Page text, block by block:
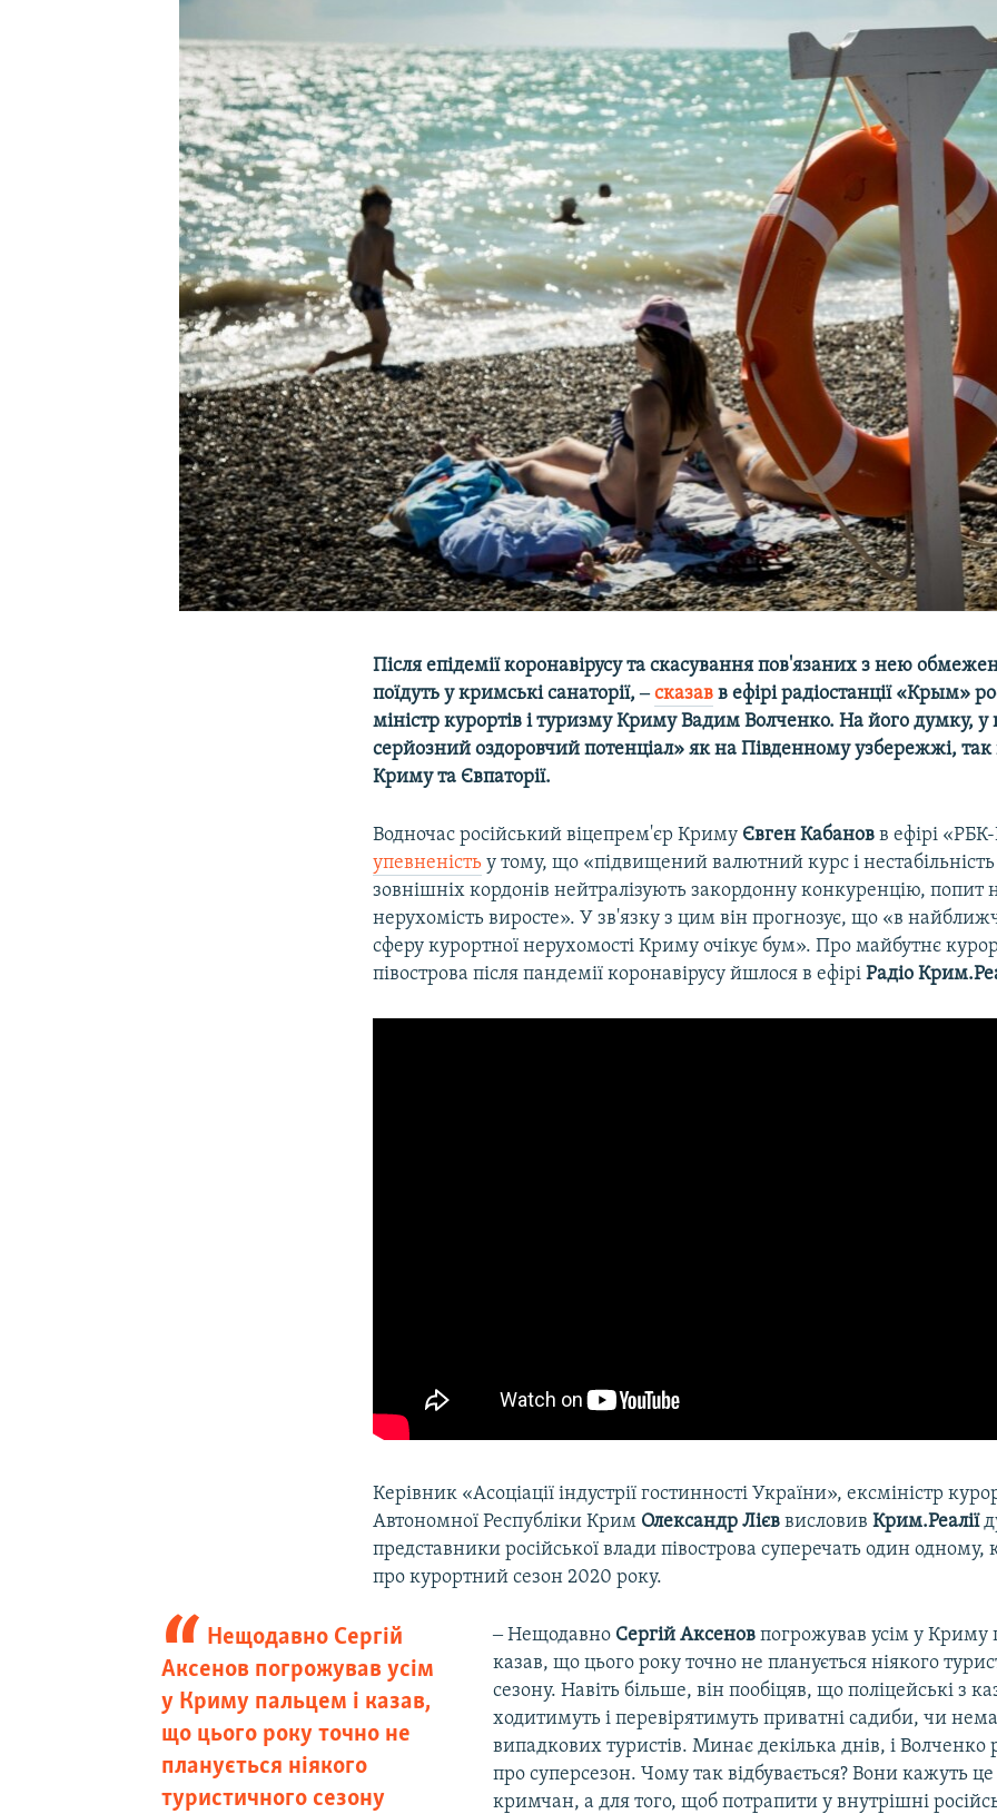
УКРАЇНСЬКА ПРОБЛЕМА КРИМУ
Після епідемії коронавірусу та скасування пов'язаних з нею
поїдуть у кримські санаторії, ‒сказав в ефірі радіостанції «Крым»
міністр курортів і туризму Криму Вадим Волченко. На його думку, у
серйозний оздоровчий потенціал» як на Південному узбережжі, так
Криму та Євпаторії.
Водночас російський віцепрем'єр Криму Євген Кабанов в ефірі
упевненість у тому, що «підвищений валютний курс і нестабільність
зовнішніх кордонів нейтралізують закордонну конкуренцію, попит
нерухомість виросте». У зв'язку з цим він прогнозує, що «в
сферу курортної нерухомості Криму очікує бум». Про майбутнє
півострова після пандемії коронавірусу йшлося в ефіріРадіо
Керівник «Асоціації індустрії гостинності України», ексміністр
Автономної Республіки Крим Олександр Лієв висловивКрим.Реалії
представники російської влади півострова суперечать один одному,
про курортний сезон 2020 року.
Нещодавно Сергій
Аксенов погрожував усім
у Криму пальцем і казав,
що цього року точно не
планується ніякого
туристичного сезону
‒ Нещодавно Сергій Аксеновпогрожував усім у Криму
казав, що цього року точно не планується ніякого
сезону. Навіть більше, він пообіцяв, що поліцейські з
ходитимуть і перевірятимуть приватні садиби, чи
випадкових туристів. Минає декілька днів, і Волченко
про суперсезон. Чому так відбувається? Вони кажуть
кримчан, а для того, щоб потрапити у внутрішні